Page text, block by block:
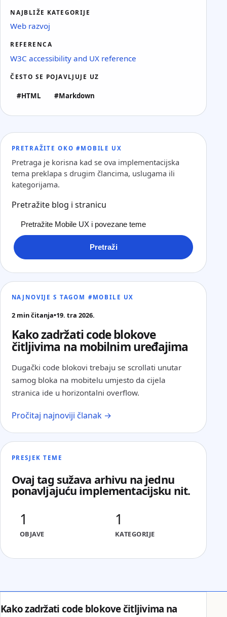
NAJBLIŽE KATEGORIJE
Web razvoj
REFERENCA
W3C accessibility and UX reference
ČESTO SE POJAVLJUJE UZ
#HTML #Markdown
PRETRAŽITE OKO #MOBILE UX
Pretraga je korisna kad se ova implementacijska
tema preklapa s drugim člancima, uslugama ili
kategorijama.
Pretražite blog i stranicu
Pretraži
NAJNOVIJE S TAGOM #MOBILE UX
2 min čitanja•19. tra 2026.
Kako zadržati code blokove
čitljivima na mobilnim uređajima
Dugački code blokovi trebaju se scrollati unutar
samog bloka na mobitelu umjesto da cijela
stranica ide u horizontalni overflow.
Pročitaj najnoviji članak →
PRESJEK TEME
Ovaj tag sužava arhivu na jednu
ponavljajuću implementacijsku nit.
1
OBJAVE
1
KATEGORIJE
Kako zadržati code blokove čitljivima na